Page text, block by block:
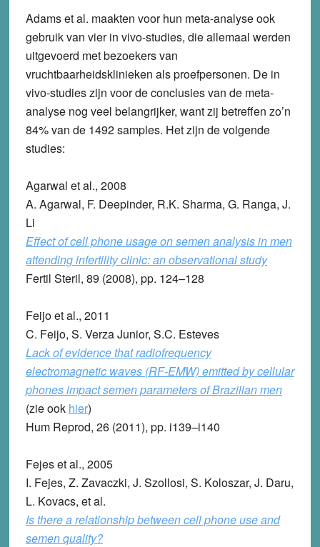
Adams et al. maakten voor hun meta-analyse ook
gebruik van vier in vivo-studies, die allemaal werden
uitgevoerd met bezoekers van
vruchtbaarheidsklinieken als proefpersonen. De in
vivo-studies zijn voor de conclusies van de meta-
analyse nog veel belangrijker, want zij betreffen zo’n
84% van de 1492 samples. Het zijn de volgende
studies:
Agarwal et al., 2008
A. Agarwal, F. Deepinder, R.K. Sharma, G. Ranga, J.
Li
Effect of cell phone usage on semen analysis in men
attending infertility clinic: an observational study
Fertil Steril, 89 (2008), pp. 124–128
Feijo et al., 2011
C. Feijo, S. Verza Junior, S.C. Esteves
Lack of evidence that radiofrequency
electromagnetic waves (RF-EMW) emitted by cellular
phones impact semen parameters of Brazilian men
(zie ook hier)
Hum Reprod, 26 (2011), pp. i139–i140
Fejes et al., 2005
I. Fejes, Z. Zavaczki, J. Szollosi, S. Koloszar, J. Daru,
L. Kovacs, et al.
Is there a relationship between cell phone use and
semen quality?